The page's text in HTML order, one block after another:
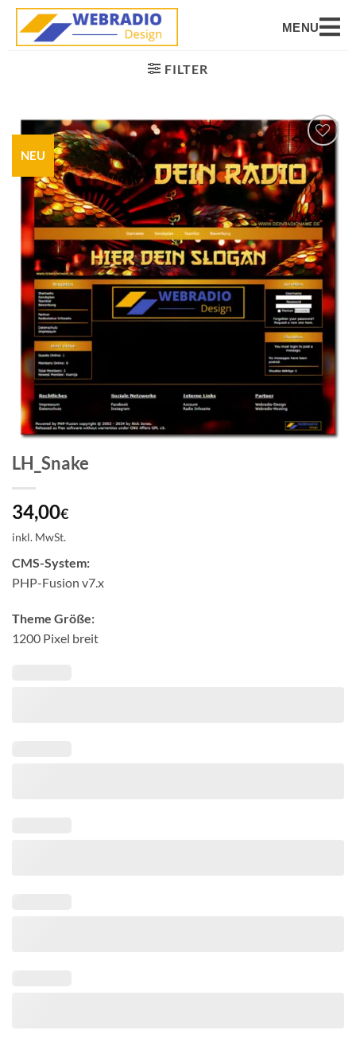
MENU
FILTER
NEU
Auf die
Wunschliste
setzen
LH_Snake
34,00€
inkl. MwSt.
CMS-System:
PHP-Fusion v7.x
Theme Größe:
1200 Pixel breit